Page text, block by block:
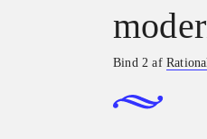
Bind 2 af